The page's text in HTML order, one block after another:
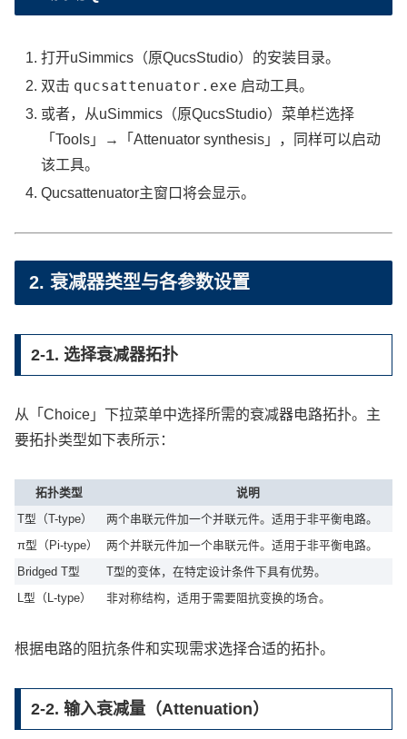
打开uSimmics（原QucsStudio）的安装目录。
双击 qucsattenuator.exe 启动工具。
或者，从uSimmics（原QucsStudio）菜单栏选择
「Tools」→「Attenuator synthesis」，同样可以启动
该工具。
Qucsattenuator主窗口将会显示。
2. 衰减器类型与各参数设置
2-1. 选择衰减器拓扑
从「Choice」下拉菜单中选择所需的衰减器电路拓扑。主
要拓扑类型如下表所示：
拓扑类型
说明
T型（T-type）
两个串联元件加一个并联元件。适用于非平衡电路。
π型（Pi-type）
两个并联元件加一个串联元件。适用于非平衡电路。
Bridged T型
T型的变体，在特定设计条件下具有优势。
L型（L-type）
非对称结构，适用于需要阻抗变换的场合。
根据电路的阻抗条件和实现需求选择合适的拓扑。
2-2. 输入衰减量（Attenuation）